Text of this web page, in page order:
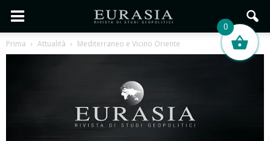
Prima Attualità Mediterraneo e Vicino Oriente
0